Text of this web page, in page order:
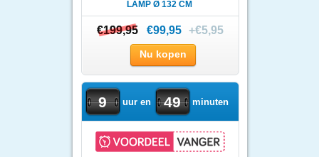
LAMP Ø 132 CM
€199,95
€199,95 €99,95 +€5,95
Nu kopen
9 uur en 49 minuten